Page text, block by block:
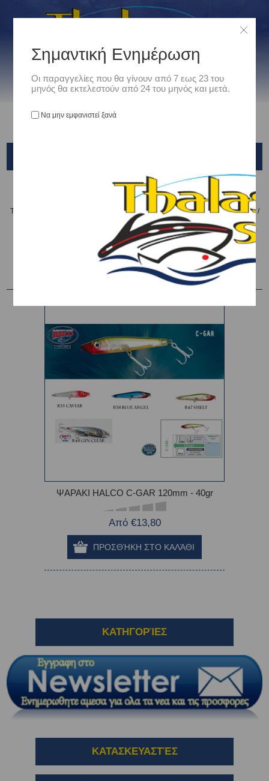
Είδη Αλιείας /
ΤΕΧΝΗΤΑ ΔΟΛΩΜΑΤΑ - ΤΣΑΠΑΡΙ - ΚΑΛΑΜΑΡΙΕΡΕΣ / ΤΕΧΝΗΤΑ ΨΑΡΑΚΙΑ /
HALCO / C-GAR
Ταξινόμηση ανά
ΨΑΡΑΚΙ HALCO C-GAR 120mm - 40gr
Από €13,80
ΚΑΤΗΓΟΡΊΕΣ
ΚΑΤΑΣΚΕΥΑΣΤΈΣ
Σημαντική Ενημέρωση
Οι παραγγελίες που θα γίνουν από 7 εως 23 του
μηνός θα εκτελεστούν από 24 του μηνός και μετά.
Να μην εμφανιστεί ξανά